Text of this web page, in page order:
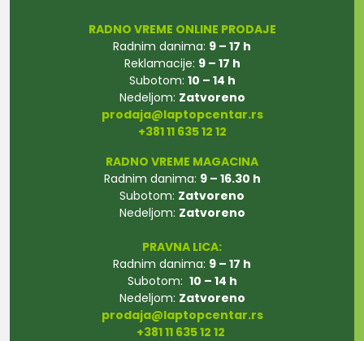
RADNO VREME ONLINE PRODAJE
Radnim danima: 9 – 17 h
Reklamacije: 9 – 17 h
Subotom: 10 – 14 h
Nedeljom: Zatvoreno
prodaja@laptopcentar.rs
+381 11 635 12 12
RADNO VREME MAGACINA
Radnim danima: 9 – 16.30 h
Subotom: Zatvoreno
Nedeljom: Zatvoreno
PRAVNA LICA:
Radnim danima: 9 – 17 h
Subotom: 10 – 14 h
Nedeljom: Zatvoreno
prodaja@laptopcentar.rs
+381 11 635 12 12